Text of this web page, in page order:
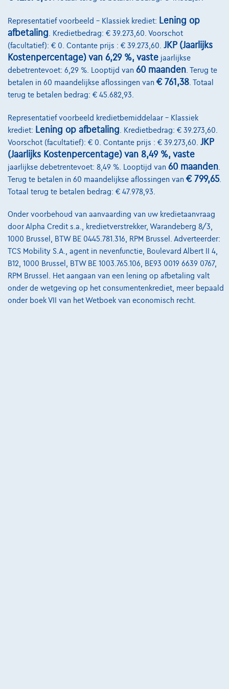
Audi Q5S-Line - 35 TDI - PANO - LEDER
11/2022
86.637 km Diesel Automaat 120 kW ( 163 PK )
€34.890 1 ✓ BTW aftrekbaar
maandaflossing van
€9.392,00
Ontdek het volledige cijfervoorbeeld
7520 Tournai,VDC Car Tournai
Vergelijk
Bekijk wagen
Representatief voorbeeld – Klassiek krediet: Lening op
afbetaling . Kredietbedrag: € 39.273,60. Voorschot
(facultatief): € 0. Contante prijs : € 39.273,60. JKP (Jaarlijks
Kostenpercentage) van 6,29 %, vaste jaarlijkse
debetrentevoet: 6,29 %. Looptijd van 60 maanden . Terug te
betalen in 60 maandelijkse aflossingen van € 761,38 . Totaal
terug te betalen bedrag: € 45.682,93.
Representatief voorbeeld kredietbemiddelaar – Klassiek
krediet: Lening op afbetaling . Kredietbedrag: € 39.273,60.
Voorschot (facultatief): € 0. Contante prijs : € 39.273,60. JKP
(Jaarlijks Kostenpercentage) van 8,49 %, vaste
jaarlijkse debetrentevoet: 8,49 %. Looptijd van 60 maanden
Terug te betalen in 60 maandelijkse aflossingen van € 799,65.
Totaal terug te betalen bedrag: € 47.978,93.
Onder voorbehoud van aanvaarding van uw kredietaanvraag
door Alpha Credit s.a., kredietverstrekker, Warandeberg 8/3,
1000 Brussel, BTW BE 0445.781.316, RPM Brussel. Adverteerder:
TCS Mobility S.A., agent in nevenfunctie, Boulevard Albert II 4,
B12, 1000 Brussel, BTW BE 1003.765.106, BE93 0019 6639 0767,
RPM Brussel. Het aangaan van een lening op afbetaling valt
onder de wetgeving op het consumentenkrediet, meer bepaald
onder boek VII van het Wetboek van economisch recht.